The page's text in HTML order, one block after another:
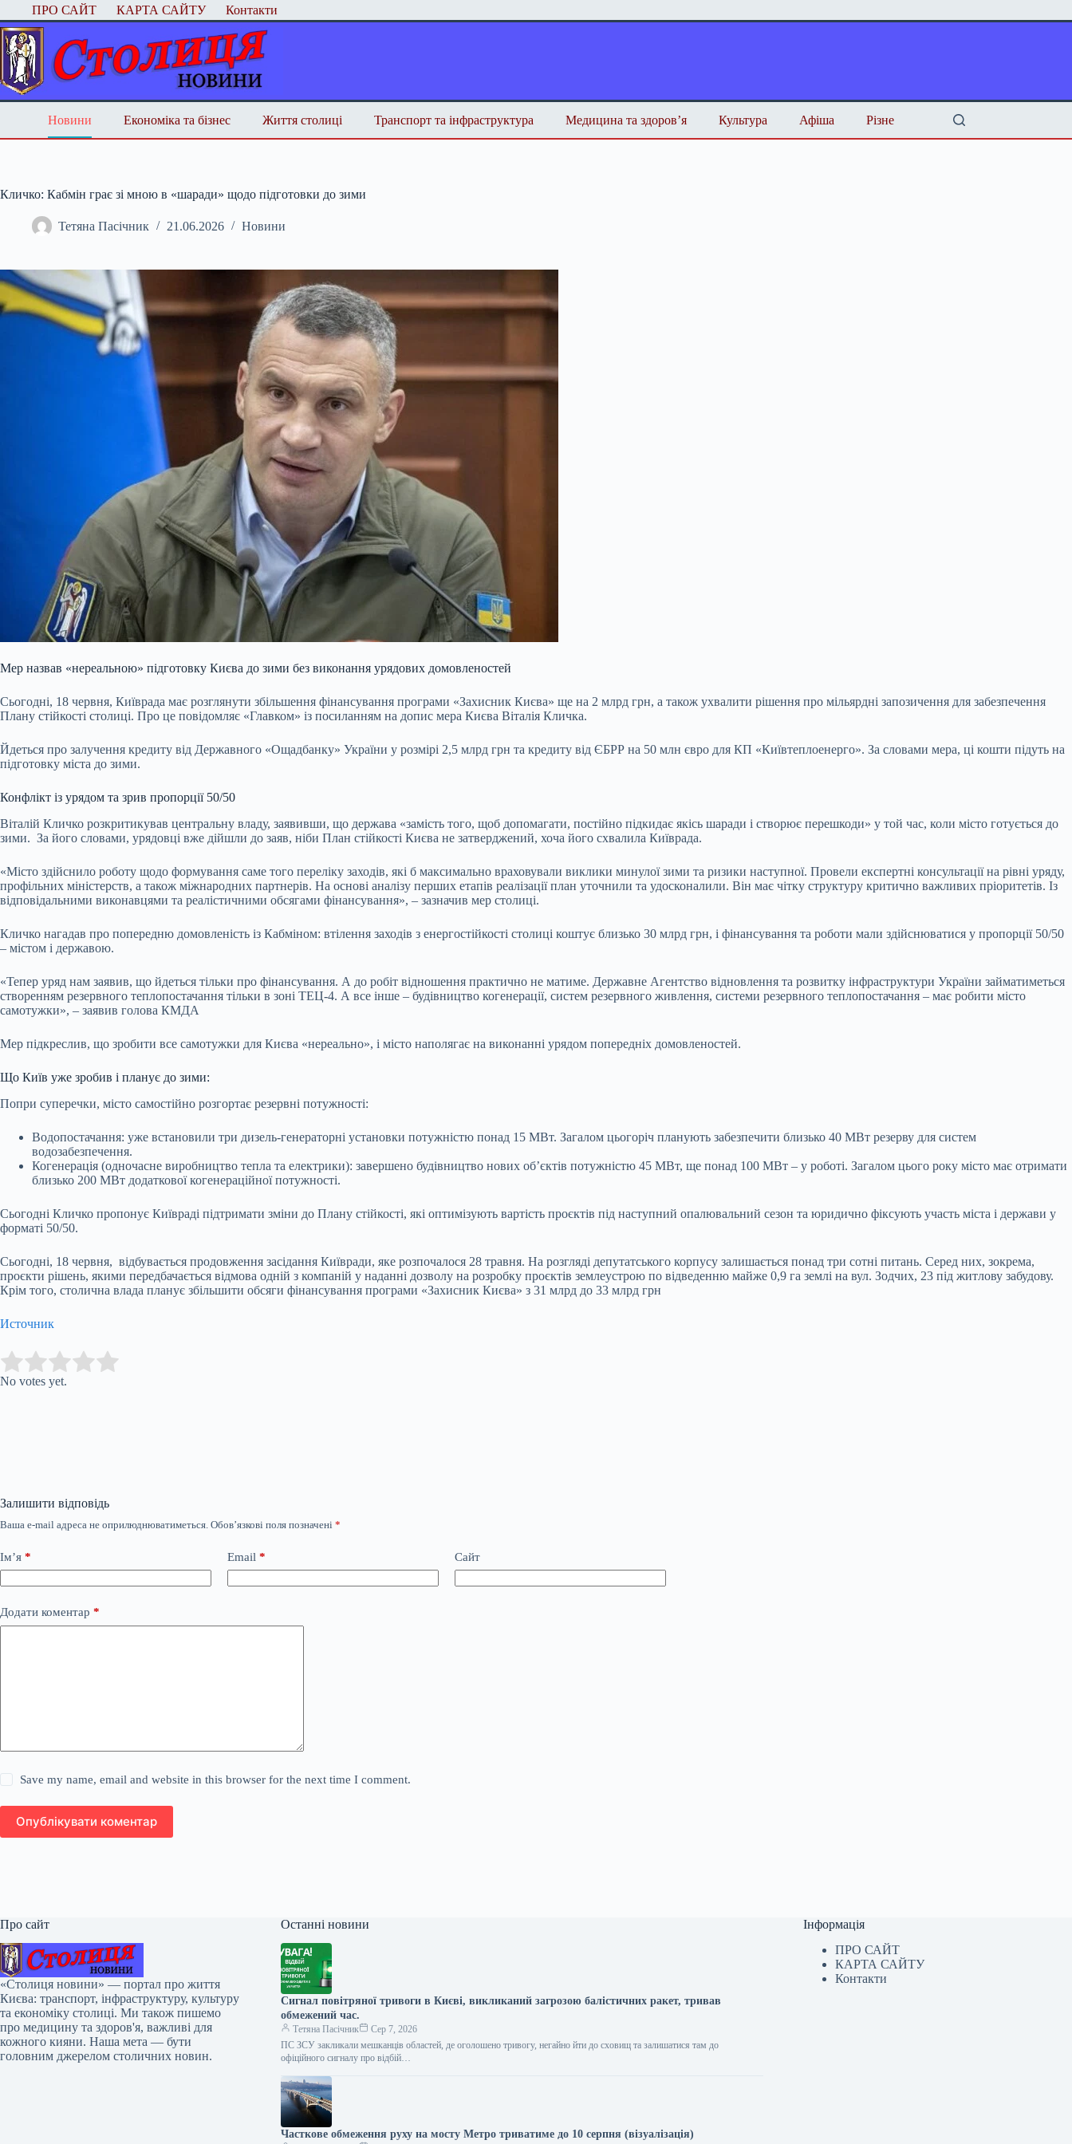
Перейти
до
вмісту
ПРО САЙТ КАРТА САЙТУ Контакти
Новини Економіка та бізнес Життя столиці Транспорт та інфраструктура Медицина та здоров’я Культура Афіша Різне
Кличко: Кабмін грає зі мною в «шаради» щодо підготовки до зими
Тетяна Пасічник 21.06.2026 Новини
Мер назвав «нереальною» підготовку Києва до зими без виконання урядових домовленостей
Сьогодні, 18 червня, Київрада має розглянути збільшення фінансування програми «Захисник Києва» ще на 2 млрд грн, а також ухвалити рішення про мільярдні запозичення для забезпечення
Плану стійкості столиці. Про це повідомляє «Главком» із посиланням на допис мера Києва Віталія Кличка.
Йдеться про залучення кредиту від Державного «Ощадбанку» України у розмірі 2,5 млрд грн та кредиту від ЄБРР на 50 млн євро для КП «Київтеплоенерго». За словами мера, ці кошти підуть на
підготовку міста до зими.
Конфлікт із урядом та зрив пропорції 50/50
Віталій Кличко розкритикував центральну владу, заявивши, що держава «замість того, щоб допомагати, постійно підкидає якісь шаради і створює перешкоди» у той час, коли місто готується до
зими. За його словами, урядовці вже дійшли до заяв, ніби План стійкості Києва не затверджений, хоча його схвалила Київрада.
«Місто здійснило роботу щодо формування саме того переліку заходів, які б максимально враховували виклики минулої зими та ризики наступної. Провели експертні консультації на рівні уряду,
профільних міністерств, а також міжнародних партнерів. На основі аналізу перших етапів реалізації план уточнили та удосконалили. Він має чітку структуру критично важливих пріоритетів. Із
відповідальними виконавцями та реалістичними обсягами фінансування», – зазначив мер столиці.
Кличко нагадав про попередню домовленість із Кабміном: втілення заходів з енергостійкості столиці коштує близько 30 млрд грн, і фінансування та роботи мали здійснюватися у пропорції 50/50
– містом і державою.
«Тепер уряд нам заявив, що йдеться тільки про фінансування. А до робіт відношення практично не матиме. Державне Агентство відновлення та розвитку інфраструктури України займатиметься
створенням резервного теплопостачання тільки в зоні ТЕЦ-4. А все інше – будівництво когенерації, систем резервного живлення, системи резервного теплопостачання – має робити місто
самотужки», – заявив голова КМДА
Мер підкреслив, що зробити все самотужки для Києва «нереально», і місто наполягає на виконанні урядом попередніх домовленостей.
Що Київ уже зробив і планує до зими:
Попри суперечки, місто самостійно розгортає резервні потужності:
Водопостачання: уже встановили три дизель-генераторні установки потужністю понад 15 МВт. Загалом цьогоріч планують забезпечити близько 40 МВт резерву для систем
водозабезпечення.
Когенерація (одночасне виробництво тепла та електрики): завершено будівництво нових об’єктів потужністю 45 МВт, ще понад 100 МВт – у роботі. Загалом цього року місто має отримати
близько 200 МВт додаткової когенераційної потужності.
Сьогодні Кличко пропонує Київраді підтримати зміни до Плану стійкості, які оптимізують вартість проєктів під наступний опалювальний сезон та юридично фіксують участь міста і держави у
форматі 50/50.
Сьогодні, 18 червня, відбувається продовження засідання Київради, яке розпочалося 28 травня. На розгляді депутатського корпусу залишається понад три сотні питань. Серед них, зокрема,
проєкти рішень, якими передбачається відмова одній з компаній у наданні дозволу на розробку проєктів землеустрою по відведенню майже 0,9 га землі на вул. Зодчих, 23 під житлову забудову.
Крім того, столична влада планує збільшити обсяги фінансування програми «Захисник Києва» з 31 млрд до 33 млрд грн
Источник
Rate this item:
No votes yet.
Залишити відповідь
Ваша e-mail адреса не оприлюднюватиметься. Обов’язкові поля позначені *
Ім’я * Email * Сайт
Додати коментар *
Save my name, email and website in this browser for the next time I comment.
Опублікувати коментар
Про сайт
«Столиця новини» — портал про життя
Києва: транспорт, інфраструктуру, культуру
та економіку столиці. Ми також пишемо
про медицину та здоров'я, важливі для
кожного кияни. Наша мета — бути
головним джерелом столичних новин.
Останні новини
Сигнал повітряної тривоги в Києві, викликаний загрозою балістичних ракет, тривав
обмежений час.
Тетяна Пасічник
Сер 7, 2026
ПС ЗСУ закликали мешканців областей, де оголошено тривогу, негайно йти до сховищ та залишатися там до
офіційного сигналу про відбій…
Часткове обмеження руху на мосту Метро триватиме до 10 серпня (візуалізація)
Інформація
ПРО САЙТ
КАРТА САЙТУ
Контакти